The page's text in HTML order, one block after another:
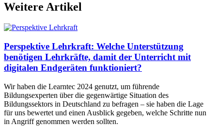
Weitere Artikel
Perspektive Lehrkraft: Welche Unterstützung
benötigen Lehrkräfte, damit der Unterricht mit
digitalen Endgeräten funktioniert?
Wir haben die Learntec 2024 genutzt, um führende
Bildungsexperten über die gegenwärtige Situation des
Bildungssektors in Deutschland zu befragen – sie haben die Lage
für uns bewertet und einen Ausblick gegeben, welche Schritte nun
in Angriff genommen werden sollten.